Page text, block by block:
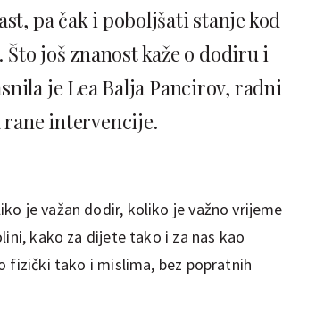
pa čak i poboljšati stanje kod
još znanost kaže o dodiru i
je Lea Balja Pancirov, radni
intervencije.
je važan dodir, koliko je važno vrijeme
kako za dijete tako i za nas kao
fizički tako i mislima, bez popratnih